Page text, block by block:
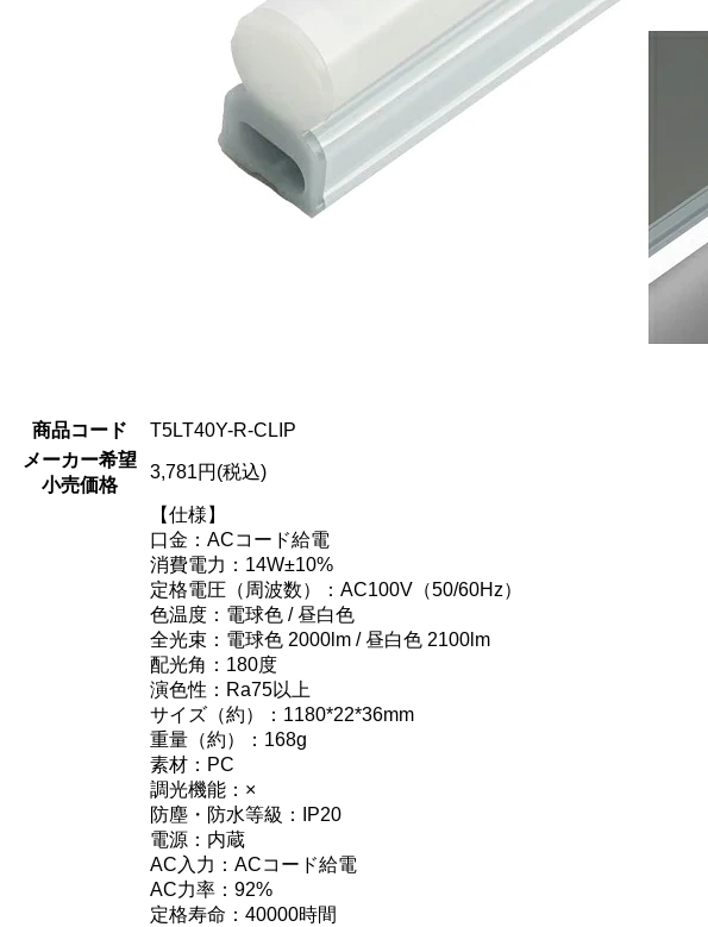
商品コード
T5LT40Y-R-CLIP
メーカー希望
小売価格
3,781円(税込)
【仕様】
口金：ACコード給電
消費電力：14W±10%
定格電圧（周波数）：AC100V（50/60Hz）
色温度：電球色 / 昼白色
全光束：電球色 2000lm / 昼白色 2100lm
配光角：180度
演色性：Ra75以上
サイズ（約）：1180*22*36mm
重量（約）：168g
素材：PC
調光機能：×
防塵・防水等級：IP20
電源：内蔵
AC入力：ACコード給電
AC力率：92%
定格寿命：40000時間